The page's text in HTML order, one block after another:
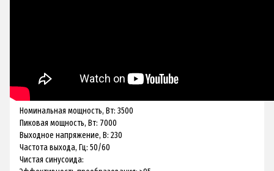
Номинальная мощность, Вт: 3500
Пиковая мощность, Вт: 7000
Выходное напряжение, В: 230
Частота выхода, Гц: 50/60
Чистая синусоида: